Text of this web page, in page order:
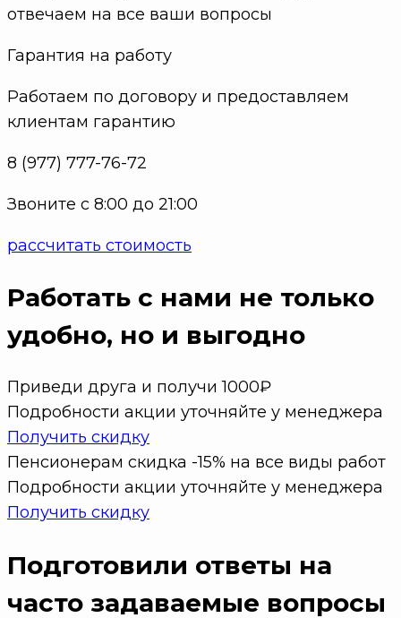
отвечаем на все ваши вопросы
Гарантия на работу
Работаем по договору и предоставляем
клиентам гарантию
8 (977) 777-76-72
Звоните с 8:00 до 21:00
рассчитать стоимость
Работать с нами не только
удобно, но и выгодно
Приведи друга и получи 1000₽
Подробности акции уточняйте у менеджера
Получить скидку
Пенсионерам скидка -15% на все виды работ
Подробности акции уточняйте у менеджера
Получить скидку
Подготовили ответы на
часто задаваемые вопросы